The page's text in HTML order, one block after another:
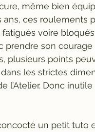
même bien
ans, ces
voire bloqués
prendre son
plusieurs points
les strictes
l’Atelier. Donc
concocté un petit